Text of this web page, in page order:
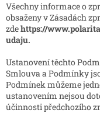
Všechny informace o
obsaženy v Zásadách
zdehttps://
udaju.
Ustanovení těchto
Smlouva a Podmínky
Podmínek můžeme
ustanovením nejsou
účinnosti předchozího